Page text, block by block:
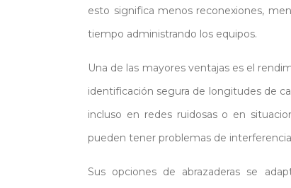
esto significa menos reconexiones,
tiempo administrando los equipos.
Una de las mayores ventajas es el
identificación segura de longitudes de
incluso en redes ruidosas o en
pueden tener problemas de
Sus opciones de abrazaderas se